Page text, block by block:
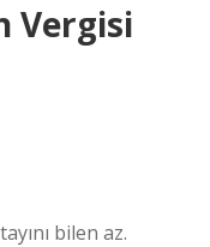
Vergisi
bilen az.